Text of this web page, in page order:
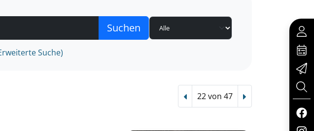
Suche)
Vorheriger Treffer
22 von 47 Nächster Treffer